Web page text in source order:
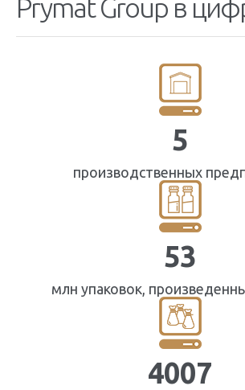
Prymat Group в
5
производственных
53
млн упаковок,
4007